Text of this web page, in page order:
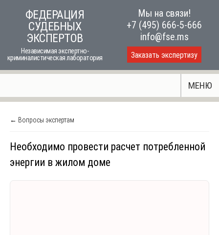
ФЕДЕРАЦИЯ
СУДЕБНЫХ
ЭКСПЕРТОВ
Независимая экспертно-
криминалистическая лаборатория
Мы на связи!
+7 (495) 666-5-666
info@fse.ms
Заказать экспертизу
МЕНЮ
← Вопросы экспертам
Необходимо провести расчет потребленной
энергии в жилом доме